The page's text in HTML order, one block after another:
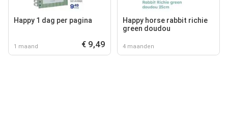
Happy 1 dag per pagina
1 maand € 9,49
Happy horse rabbit richie
green doudou
4 maanden